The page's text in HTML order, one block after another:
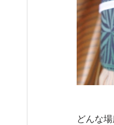
どんな